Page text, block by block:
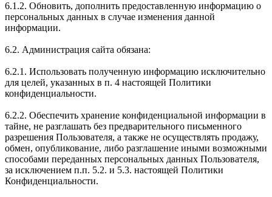
6.1.2. Обновить, дополнить предоставленную информацию о
персональных данных в случае изменения данной
информации.
6.2. Администрация сайта обязана:
6.2.1. Использовать полученную информацию исключительно
для целей, указанных в п. 4 настоящей Политики
конфиденциальности.
6.2.2. Обеспечить хранение конфиденциальной информации в
тайне, не разглашать без предварительного письменного
разрешения Пользователя, а также не осуществлять продажу,
обмен, опубликование, либо разглашение иными возможными
способами переданных персональных данных Пользователя,
за исключением п.п. 5.2. и 5.3. настоящей Политики
Конфиденциальности.